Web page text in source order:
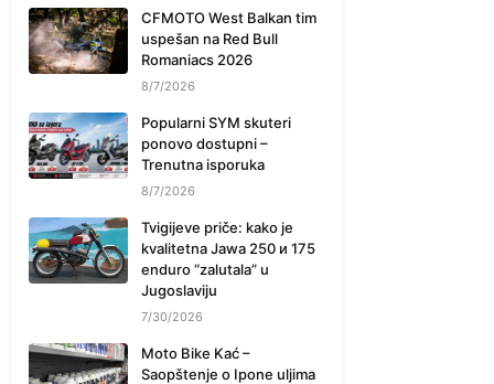
CFMOTO West Balkan tim
uspešan na Red Bull
Romaniacs 2026
8/7/2026
Popularni SYM skuteri
ponovo dostupni –
Trenutna isporuka
8/7/2026
Tvigijeve priče: kako je
kvalitetna Jawa 250 и 175
enduro “zalutala” u
Jugoslaviju
7/30/2026
Moto Bike Kać –
Saopštenje o Ipone uljima